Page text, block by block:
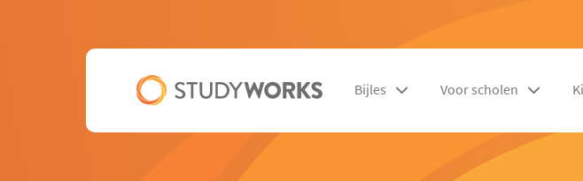
Bijles Voor scholen